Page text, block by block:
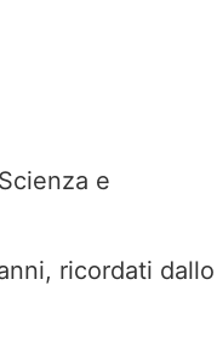
e
ricordati dallo